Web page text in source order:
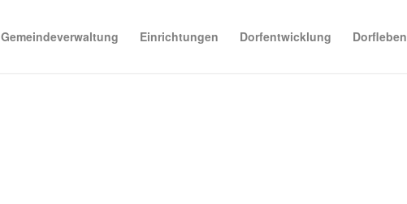
Gemeindeverwaltung Einrichtungen Dorfentwicklung Dorfleben